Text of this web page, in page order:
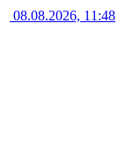
08.08.2026, 11:48